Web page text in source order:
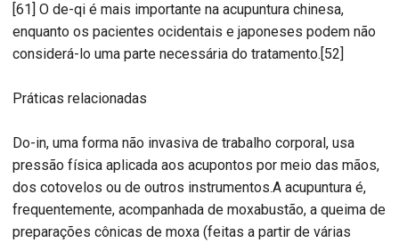
[61] O de-qi é mais importante na acupuntura chinesa,
enquanto os pacientes ocidentais e japoneses podem não
considerá-lo uma parte necessária do tratamento.[52]
Práticas relacionadas
Do-in, uma forma não invasiva de trabalho corporal, usa
pressão física aplicada aos acupontos por meio das mãos,
dos cotovelos ou de outros instrumentos.A acupuntura é,
frequentemente, acompanhada de moxabustão, a queima de
preparações cônicas de moxa (feitas a partir de várias